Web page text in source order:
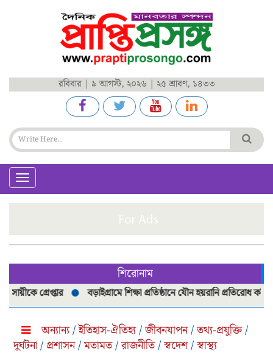
রবিবার | ৯ আগস্ট, ২০২৬ | ২৫ শ্রাবণ, ১৪৩৩
Toggle
navigation
শিরোনাম
গ্রেপ্তার বড়াইগ্রামে শিক্ষা প্রতিষ্ঠানে যৌন হয়রানি প্রতিরোধ কমিটি
অন্যান্য/ইতিহাস-ঐতিহ্য/জীবনযাপন/তথ্য-প্রযুক্তি/
দুর্ঘটনা/ প্রশাসন/মতামত/রাজনীতি/স্বদেশ/স্বাস্থ্য